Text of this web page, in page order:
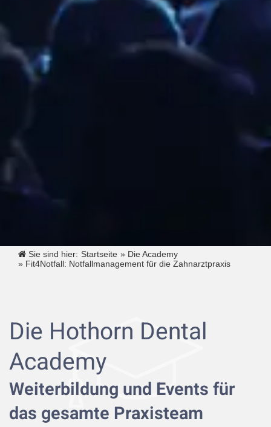
Sie sind hier: Startseite » Die Academy
» Fit4Notfall: Notfallmanagement für die Zahnarztpraxis
Die Hothorn Dental
Academy
Weiterbildung und Events für
das gesamte Praxisteam